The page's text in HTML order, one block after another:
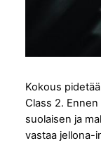
Kokous
Class 2.
suolaisen ja
vastaa jellona-